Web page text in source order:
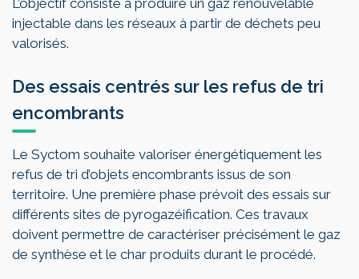
injectable dans les réseaux à partir de déchets peu
valorisés.
Des essais centrés sur les refus de tri
encombrants
Le Syctom souhaite valoriser énergétiquement les
refus de tri d’objets encombrants issus de son
territoire. Une première phase prévoit des essais sur
différents sites de pyrogazéification. Ces travaux
doivent permettre de caractériser précisément le gaz
de synthèse et le char produits durant le procédé.